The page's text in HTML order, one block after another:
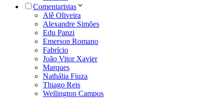
Comentaristas
Alê Oliveira
Alexandre Simões
Edu Panzi
Emerson Romano
Fabrício
João Vitor Xavier
Marques
Nathália Fiuza
Thiago Reis
Wellington Campos